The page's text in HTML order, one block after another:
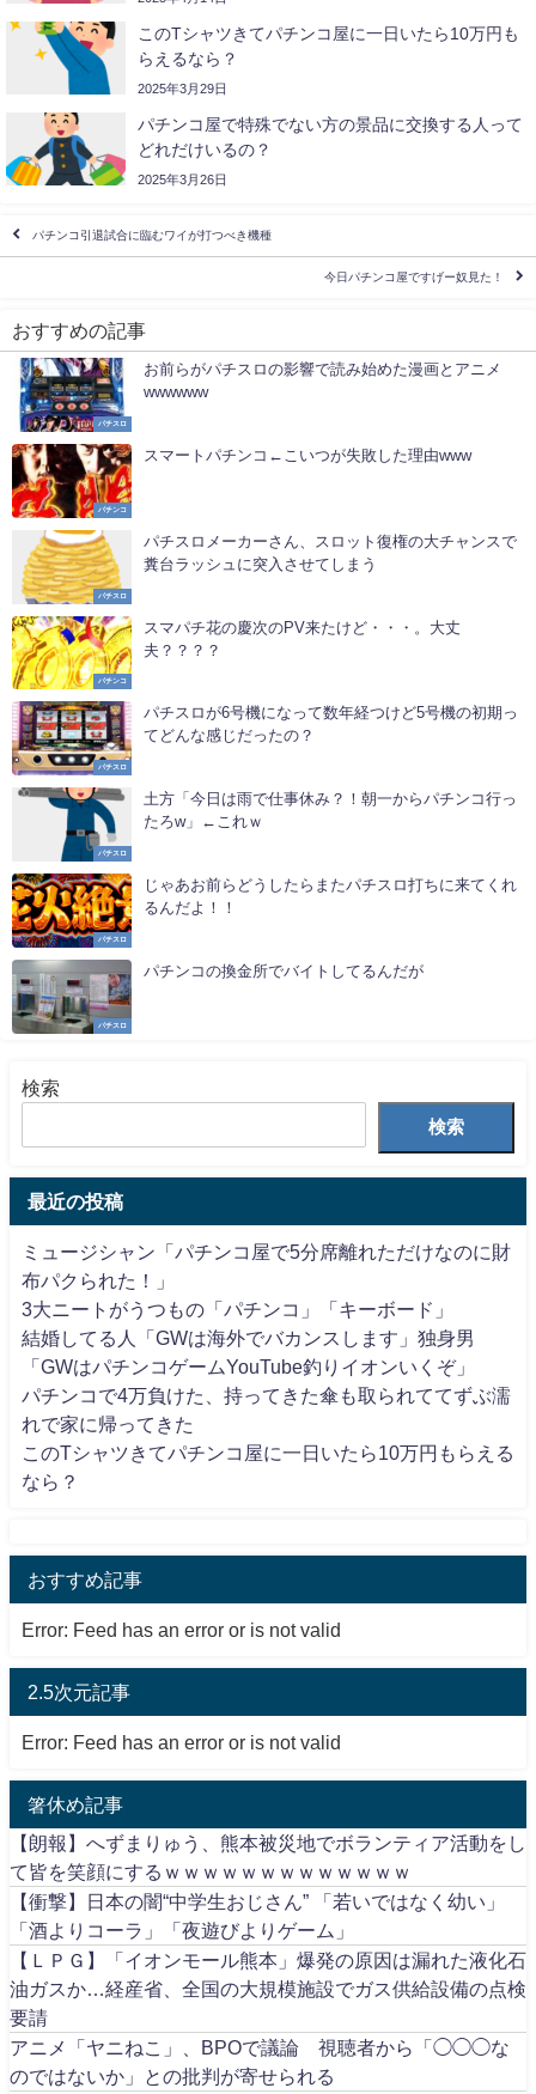
このTシャツきてパチンコ屋に一日いたら10万円も
らえるなら？
2025年3月29日
パチンコ屋で特殊でない方の景品に交換する人って
どれだけいるの？
2025年3月26日
パチンコ引退試合に臨むワイが打つべき機種
今日パチンコ屋ですげー奴見た！
おすすめの記事
パチスロ
お前らがパチスロの影響で読み始めた漫画とアニメ
wwwwww
パチンコ
スマートパチンコ←こいつが失敗した理由www
パチスロ
パチスロメーカーさん、スロット復権の大チャンスで
糞台ラッシュに突入させてしまう
パチンコ
スマパチ花の慶次のPV来たけど・・・。大丈
夫？？？？
パチスロ
パチスロが6号機になって数年経つけど5号機の初期っ
てどんな感じだったの？
パチスロ
土方「今日は雨で仕事休み？！朝一からパチンコ行っ
たろw」←これｗ
パチスロ
じゃあお前らどうしたらまたパチスロ打ちに来てくれ
るんだよ！！
パチスロ
パチンコの換金所でバイトしてるんだが
検索
検索
最近の投稿
ミュージシャン「パチンコ屋で5分席離れただけなのに財
布パクられた！」
3大ニートがうつもの「パチンコ」「キーボード」
結婚してる人「GWは海外でバカンスします」独身男
「GWはパチンコゲームYouTube釣りイオンいくぞ」
パチンコで4万負けた、持ってきた傘も取られててずぶ濡
れで家に帰ってきた
このTシャツきてパチンコ屋に一日いたら10万円もらえる
なら？
おすすめ記事
Error: Feed has an error or is not valid
2.5次元記事
Error: Feed has an error or is not valid
箸休め記事
【朗報】へずまりゅう、熊本被災地でボランティア活動をし
て皆を笑顔にするｗｗｗｗｗｗｗｗｗｗｗｗｗ
【衝撃】日本の闇“中学生おじさん” 「若いではなく幼い」
「酒よりコーラ」「夜遊びよりゲーム」
【ＬＰＧ】「イオンモール熊本」爆発の原因は漏れた液化石
油ガスか…経産省、全国の大規模施設でガス供給設備の点検
要請
アニメ「ヤニねこ」、BPOで議論 視聴者から「◯◯◯な
のではないか」との批判が寄せられる